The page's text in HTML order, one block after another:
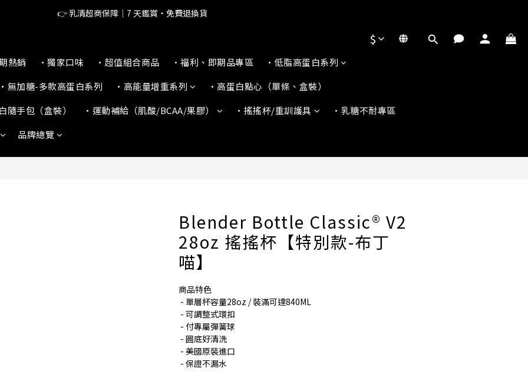
🔥滿$599【超商取貨免運】下單再送2%購物金+點數‼️
👉 乳清超商保障｜7 天鑑賞・免費退換貨
$
熱銷 •獨家口味 •超值組合商品 •福利、即期品專區
•低脂高蛋白系列
無加糖-多款高蛋白系列
•高能量增重系列
•高蛋白點心（單條、盒裝）
隨手包（盒裝）
•運動補給（肌酸/BCAA/果膠） •搖搖杯/重訓護具
•乳糖不耐專區
品牌總覽
Blender Bottle Classic® V2
28oz 搖搖杯【特別款-布丁
喵】
商品特色
- 單層杯容量28oz / 裝滿可達840ML
- 可調整式環扣
- 付專屬彈簧球
- 圓底好清洗
- 美國原裝進口
- 保證不漏水